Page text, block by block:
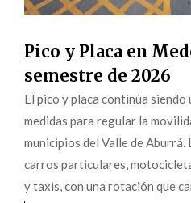
Pico y Placa en
semestre de 2026
El pico y placa continúa siendo
medidas para regular la
municipios del Valle de
carros particulares,
y taxis, con una rotación que